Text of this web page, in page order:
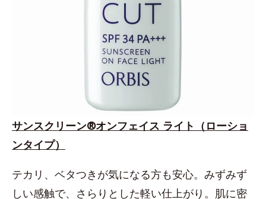
サンスクリーン®オンフェイス ライト（ローショ
ンタイプ）
テカリ、ベタつきが気になる方も安心。みずみず
しい感触で、さらりとした軽い仕上がり。肌に密